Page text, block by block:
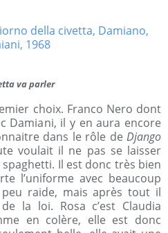
va parler
choix. Franco Nero dont
Damiani, il y en aura encore
dans le rôle de Django
voulait il ne pas se laisser
Il est donc très bien
l’uniforme avec beaucoup
peu raide, mais après tout il
la loi. Rosa c’est Claudia
en colère, elle est donc